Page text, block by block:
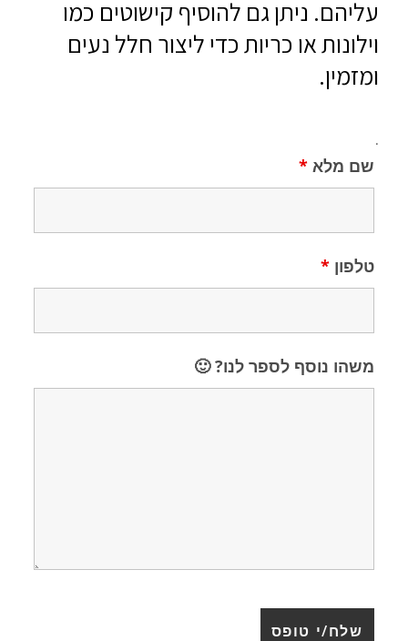
עליהם. ניתן גם להוסיף קישוטים כמו
וילונות או כריות כדי ליצור חלל נעים
ומזמין.
.
שם מלא*
טלפון*
משהו נוסף לספר לנו? 🙂